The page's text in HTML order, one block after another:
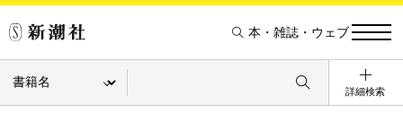
本・雑誌・ウェブ
詳細検索